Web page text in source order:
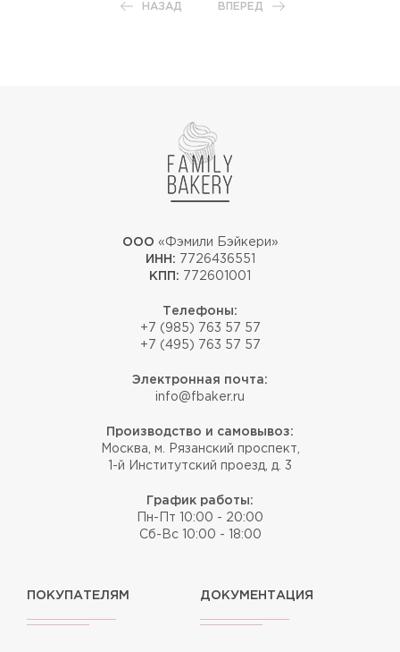
НАЗАД ВПЕРЕД
ООО «Фэмили Бэйкери»
ИНН: 7726436551
КПП: 772601001
Телефоны:
+7 (985) 763 57 57
+7 (495) 763 57 57
Электронная почта:
info@fbaker.ru
Производство и самовывоз:
Москва, м. Рязанский проспект,
1-й Институтский проезд, д. 3
График работы:
Пн-Пт 10:00 - 20:00
Сб-Вс 10:00 - 18:00
ПОКУПАТЕЛЯМ ДОКУМЕНТАЦИЯ